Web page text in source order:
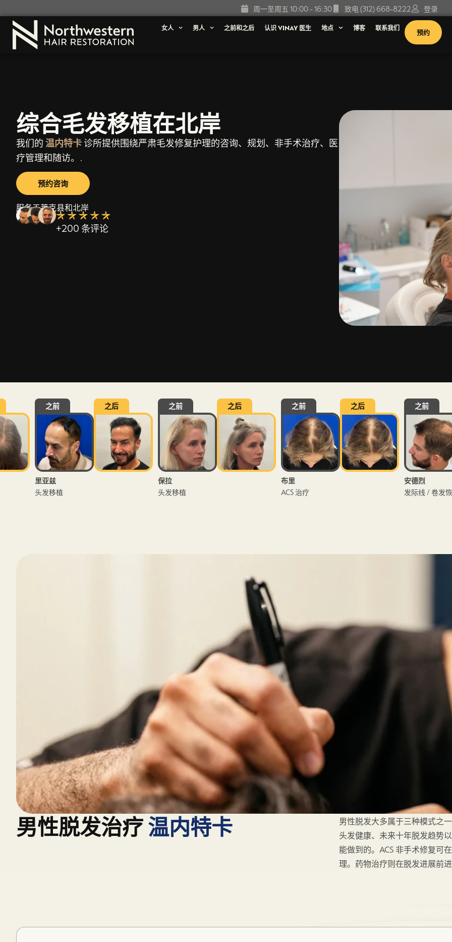
周一至周五 10:00 - 16:30 致电 (312) 668-8222 登录
女人 男人 之前和之后 认识 VINAY 医生 地点 博客 联系我们 预约
综合毛发移植在北岸
我们的 温内特卡诊所提供围绕严肃毛发修复护理的咨询、规划、非手术治疗、医
疗管理和随访。.
预约咨询
服务于莱克县和北岸
+200 条评论
之前 之后
保拉
头发移植
之前 之后
布里
ACS 治疗
之前 之后
安德烈
发际线 / 卷发恢复
之前
吉莉安
医疗救治
男性脱发治疗温内特卡
男性脱发大多属于三种模式之
头发健康、未来十年脱发趋势
能做到的。ACS 非手术修复可
理。药物治疗则在脱发进展前